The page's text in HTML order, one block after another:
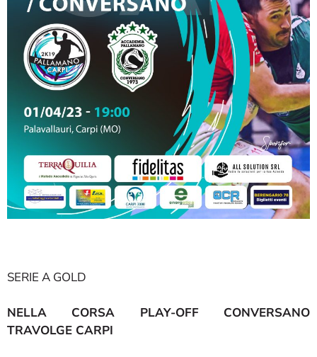
SERIE A GOLD
NELLA CORSA PLAY-OFF CONVERSANO
TRAVOLGE CARPI